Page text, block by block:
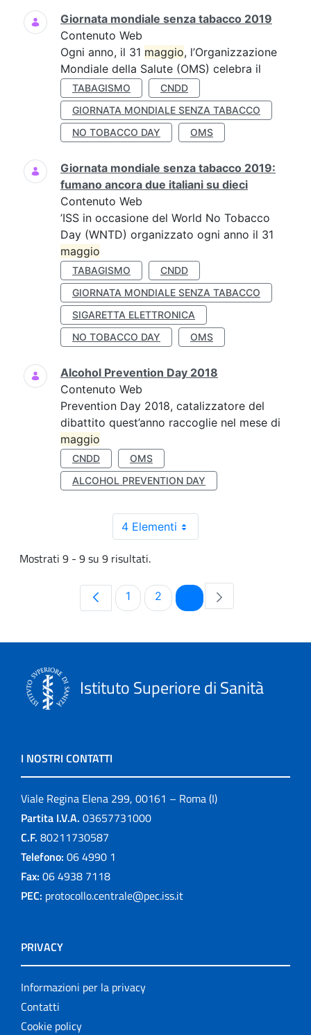
Giornata mondiale senza tabacco 2019
Contenuto Web
Ogni anno, il 31 maggio, l’Organizzazione
Mondiale della Salute (OMS) celebra il
TABAGISMO
CNDD
GIORNATA MONDIALE SENZA TABACCO
NO TOBACCO DAY
OMS
Giornata mondiale senza tabacco 2019:
fumano ancora due italiani su dieci
Contenuto Web
’ISS in occasione del World No Tobacco
Day (WNTD) organizzato ogni anno il 31
maggio
TABAGISMO
CNDD
GIORNATA MONDIALE SENZA TABACCO
SIGARETTA ELETTRONICA
NO TOBACCO DAY
OMS
Alcohol Prevention Day 2018
Contenuto Web
Prevention Day 2018, catalizzatore del
dibattito quest’anno raccoglie nel mese di
maggio
CNDD
OMS
ALCOHOL PREVENTION DAY
4 Elementi
Mostrati 9 - 9 su 9 risultati.
Pagina
1 Pagina
2 Pagina
Istituto Superiore di Sanità
I NOSTRI CONTATTI
Viale Regina Elena 299, 00161 – Roma (I)
Partita I.V.A. 03657731000
C.F. 80211730587
Telefono: 06 4990 1
Fax: 06 4938 7118
PEC: protocollo.centrale@pec.iss.it
PRIVACY
Informazioni per la privacy
Contatti
Cookie policy